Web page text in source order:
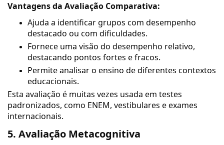
Vantagens da Avaliação Comparativa:
Ajuda a identificar grupos com desempenho
destacado ou com dificuldades.
Fornece uma visão do desempenho relativo,
destacando pontos fortes e fracos.
Permite analisar o ensino de diferentes contextos
educacionais.
Esta avaliação é muitas vezes usada em testes
padronizados, como ENEM, vestibulares e exames
internacionais.
5. Avaliação Metacognitiva